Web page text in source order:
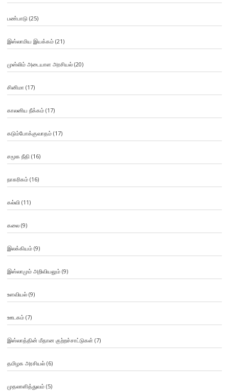
பண்பாடு(25)
இஸ்லாமிய இயக்கம்(21)
முஸ்லிம் அடையாள அரசியல்(20)
சினிமா (17)
காலனிய நீக்கம்(17)
கடும்போக்குவாதம்(17)
சமூக நீதி (16)
நாகரிகம்(16)
கல்வி (11)
கலை(9)
இலக்கியம்(9)
இஸ்லாமும் அறிவியலும்(9)
உளவியல்(9)
ஊடகம்(7)
இஸ்லாத்தின் மீதான குற்றச்சாட்டுகள் (7)
தமிழக அரசியல்(6)
முதலாளித்துவம்(5)